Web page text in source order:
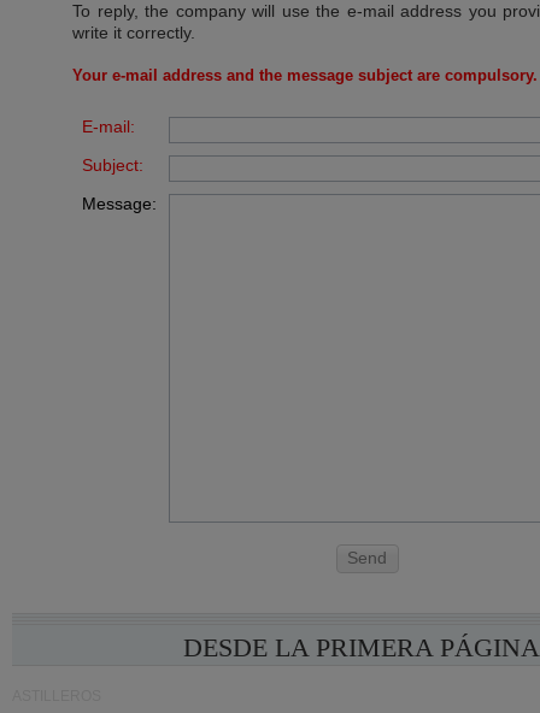
To reply, the company will use the e-mail address you
write it correctly.
Your e-mail address and the message subject are compulsory.
E-mail:
Subject:
Message:
Send
DESDE LA PRIMERA PÁGINA